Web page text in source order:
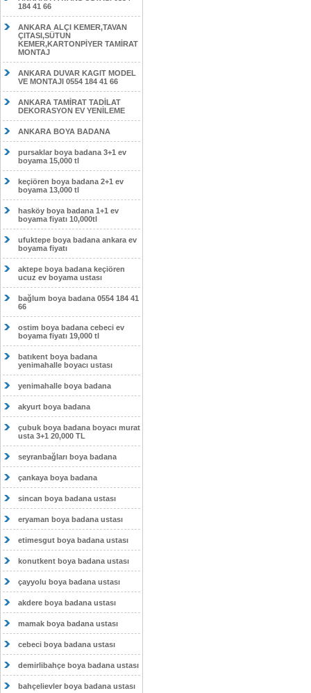
184 41 66
ANKARA ALÇI KEMER,TAVAN
ÇITASI,SÜTUN
KEMER,KARTONPİYER TAMİRAT
MONTAJ
ANKARA DUVAR KAGIT MODEL
VE MONTAJI 0554 184 41 66
ANKARA TAMİRAT TADİLAT
DEKORASYON EV YENİLEME
ANKARA BOYA BADANA
pursaklar boya badana 3+1 ev
boyama 15,000 tl
keçiören boya badana 2+1 ev
boyama 13,000 tl
hasköy boya badana 1+1 ev
boyama fiyatı 10,000tl
ufuktepe boya badana ankara ev
boyama fiyatı
aktepe boya badana keçiören
ucuz ev boyama ustası
bağlum boya badana 0554 184 41
66
ostim boya badana cebeci ev
boyama fiyatı 19,000 tl
batıkent boya badana
yenimahalle boyacı ustası
yenimahalle boya badana
akyurt boya badana
çubuk boya badana boyacı murat
usta 3+1 20,000 TL
seyranbağları boya badana
çankaya boya badana
sincan boya badana ustası
eryaman boya badana ustası
etimesgut boya badana ustası
konutkent boya badana ustası
çayyolu boya badana ustası
akdere boya badana ustası
mamak boya badana ustası
cebeci boya badana ustası
demirlibahçe boya badana ustası
bahçelievler boya badana ustası